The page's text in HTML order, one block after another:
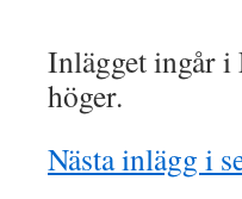
Inlägget ingår i
höger.
Nästa inlägg i